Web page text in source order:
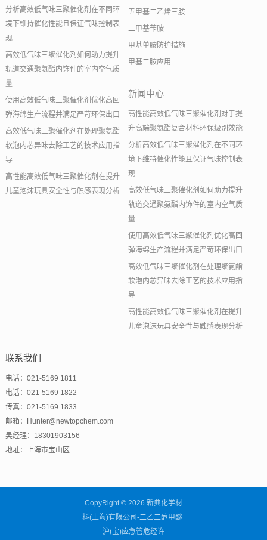
分析高效低气味三聚催化剂在不同环
境下维持催化性能且保证气味控制表
现
高效低气味三聚催化剂如何助力提升
轨道交通聚氨酯内饰件的室内空气质
量
使用高效低气味三聚催化剂优化高回
弹海绵生产流程并满足严苛环保出口
高效低气味三聚催化剂在处理聚氨酯
软泡内芯异味去除工艺的技术应用指
导
高性能高效低气味三聚催化剂在提升
儿童泡沫玩具安全性与触感表现分析
五甲基二乙烯三胺
二甲基苄胺
甲基单胺防护措施
甲基二胺应用
新闻中心
高性能高效低气味三聚催化剂对于提
升高端聚氨酯复合材料环保级别效能
分析高效低气味三聚催化剂在不同环
境下维持催化性能且保证气味控制表
现
高效低气味三聚催化剂如何助力提升
轨道交通聚氨酯内饰件的室内空气质
量
使用高效低气味三聚催化剂优化高回
弹海绵生产流程并满足严苛环保出口
高效低气味三聚催化剂在处理聚氨酯
软泡内芯异味去除工艺的技术应用指
导
高性能高效低气味三聚催化剂在提升
儿童泡沫玩具安全性与触感表现分析
联系我们
电话：021-5169 1811
电话：021-5169 1822
传真：021-5169 1833
邮箱：Hunter@newtopchem.com
吴经理：18301903156
地址：上海市宝山区
CopyRight © 2026 新典化学材
料(上海)有限公司-二乙二醇甲醚
沪(宝)应急管危经许